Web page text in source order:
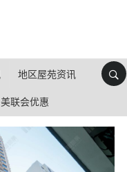
地区屋苑资讯
美联会优惠